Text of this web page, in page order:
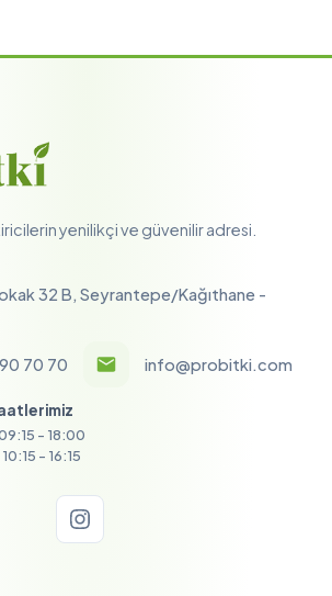
yenilikçi ve güvenilir adresi.
32 B, Seyrantepe/Kağıthane -
70 70 info@probitki.com
- 18:00
- 16:15